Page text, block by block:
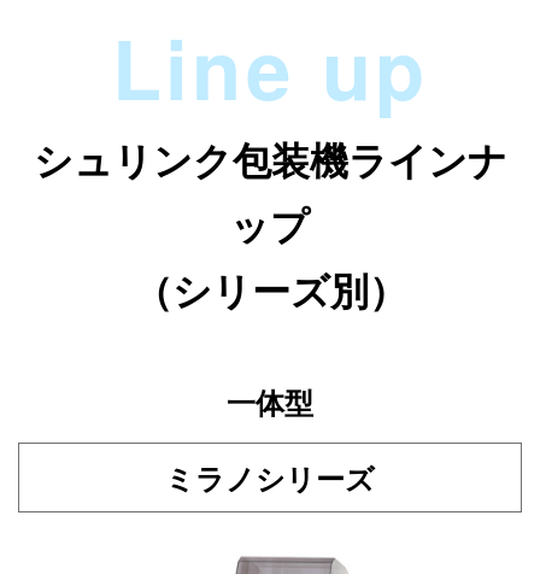
Line up
シュリンク包装機ラインナ
ップ
（シリーズ別）
一体型
ミラノシリーズ